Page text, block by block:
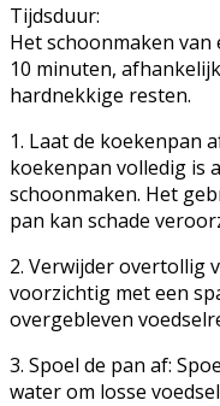
Tijdsduur:
Het schoonmaken
10 minuten,
hardnekkige resten.
1. Laat de koekenpan
koekenpan volledig is
schoonmaken. Het
pan kan schade
2. Verwijder overtollig
voorzichtig met een
overgebleven
3. Spoel de pan af:
water om losse